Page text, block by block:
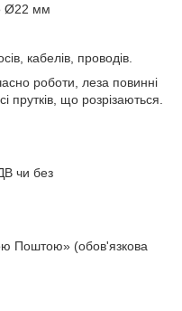
Ø22 мм
кабелів, проводів.
роботи, леза повинні
прутків, що розрізаються.
чи без
Поштою» (обов'язкова